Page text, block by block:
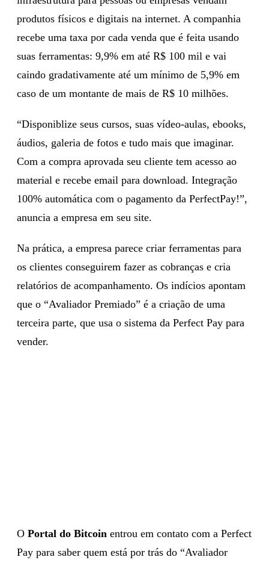
produtos físicos e digitais na internet. A companhia
recebe uma taxa por cada venda que é feita usando
suas ferramentas: 9,9% em até R$ 100 mil e vai
caindo gradativamente até um mínimo de 5,9% em
caso de um montante de mais de R$ 10 milhões.
“Disponiblize seus cursos, suas vídeo-aulas, ebooks,
áudios, galeria de fotos e tudo mais que imaginar.
Com a compra aprovada seu cliente tem acesso ao
material e recebe email para download. Integração
100% automática com o pagamento da PerfectPay!”,
anuncia a empresa em seu site.
Na prática, a empresa parece criar ferramentas para
os clientes conseguirem fazer as cobranças e cria
relatórios de acompanhamento. Os indícios apontam
que o “Avaliador Premiado” é a criação de uma
terceira parte, que usa o sistema da Perfect Pay para
vender.
O Portal do Bitcoin entrou em contato com a Perfect
Pay para saber quem está por trás do “Avaliador